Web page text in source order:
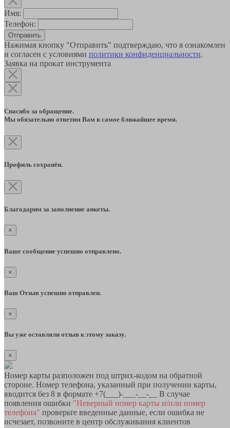
Имя:
Телефон:
Отправить
Нажимая кнопку "Отправить" подтверждаю, что я ознакомлен
и согласен с условиями политики конфиденциальности.
Заявка на прокат инструмента
Спасибо за обращение.
Мы обязательно ответим Вам в самое ближайшее время.
Профиль сохранён.
Благодарим за заполнение анкеты.
×
Ваше сообщение успешно отправлено.
×
Ваш Отзыв успешно отправлен.
×
Вы уже оставляли отзыв к этому заказу.
×
Номер карты разположен под штрих-кодом на обратной
стороне. Номер телефона, указанный при получении карты,
вводится без 8 в формате +7(___)-___-__-__ В случае
появления ошибки "Неверный номер карты и/или номер
телефона" проверьте введенные данные, если ошибка не
исчезает, позвоните в центр обслуживания клиентов